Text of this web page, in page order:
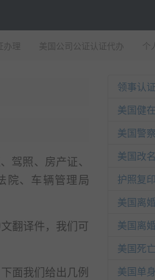
办理 美国公司公证认证代办 个
驾照、房产证、
院、车辆管理局
翻译件，我们可
面我们给出几例
美国健